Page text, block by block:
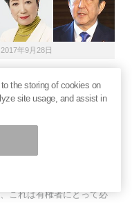
2017年9月28日
ず」安倍総理が民進
党“消滅”でも高笑いでき
これは有権者にとって必
the storing of cookies on
site usage, and assist in